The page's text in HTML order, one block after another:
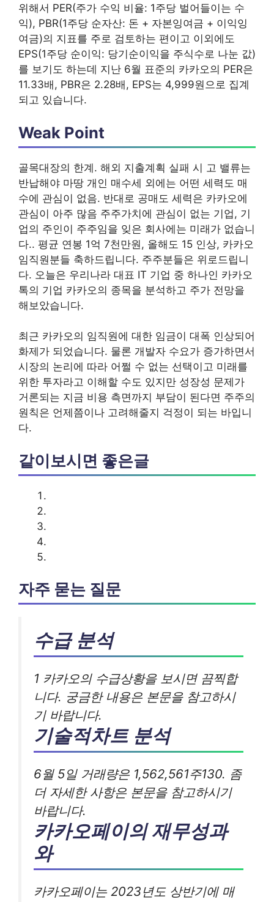
위해서 PER(주가 수익 비율: 1주당 벌어들이는 수
익), PBR(1주당 순자산: 돈 + 자본잉여금 + 이익잉
여금)의 지표를 주로 검토하는 편이고 이외에도
EPS(1주당 순이익: 당기순이익을 주식수로 나눈 값)
를 보기도 하는데 지난 6월 표준의 카카오의 PER은
11.33배, PBR은 2.28배, EPS는 4,999원으로 집계
되고 있습니다.
Weak Point
골목대장의 한계. 해외 지출계획 실패 시 고 밸류는
반납해야 마땅 개인 매수세 외에는 어떤 세력도 매
수에 관심이 없음. 반대로 공매도 세력은 카카오에
관심이 아주 많음 주주가치에 관심이 없는 기업, 기
업의 주인이 주주임을 잊은 회사에는 미래가 없습니
다.. 평균 연봉 1억 7천만원, 올해도 15 인상, 카카오
임직원분들 축하드립니다. 주주분들은 위로드립니
다. 오늘은 우리나라 대표 IT 기업 중 하나인 카카오
톡의 기업 카카오의 종목을 분석하고 주가 전망을
해보았습니다.
최근 카카오의 임직원에 대한 임금이 대폭 인상되어
화제가 되었습니다. 물론 개발자 수요가 증가하면서
시장의 논리에 따라 어쩔 수 없는 선택이고 미래를
위한 투자라고 이해할 수도 있지만 성장성 문제가
거론되는 지금 비용 측면까지 부담이 된다면 주주의
원칙은 언제쯤이나 고려해줄지 걱정이 되는 바입니
다.
같이보시면 좋은글
자주 묻는 질문
수급 분석
1 카카오의 수급상황을 보시면 끔찍합
니다. 궁금한 내용은 본문을 참고하시
기 바랍니다.
기술적차트 분석
6월 5일 거래량은 1,562,561주130. 좀
더 자세한 사항은 본문을 참고하시기
바랍니다.
카카오페이의 재무성과
와
카카오페이는 2023년도 상반기에 매